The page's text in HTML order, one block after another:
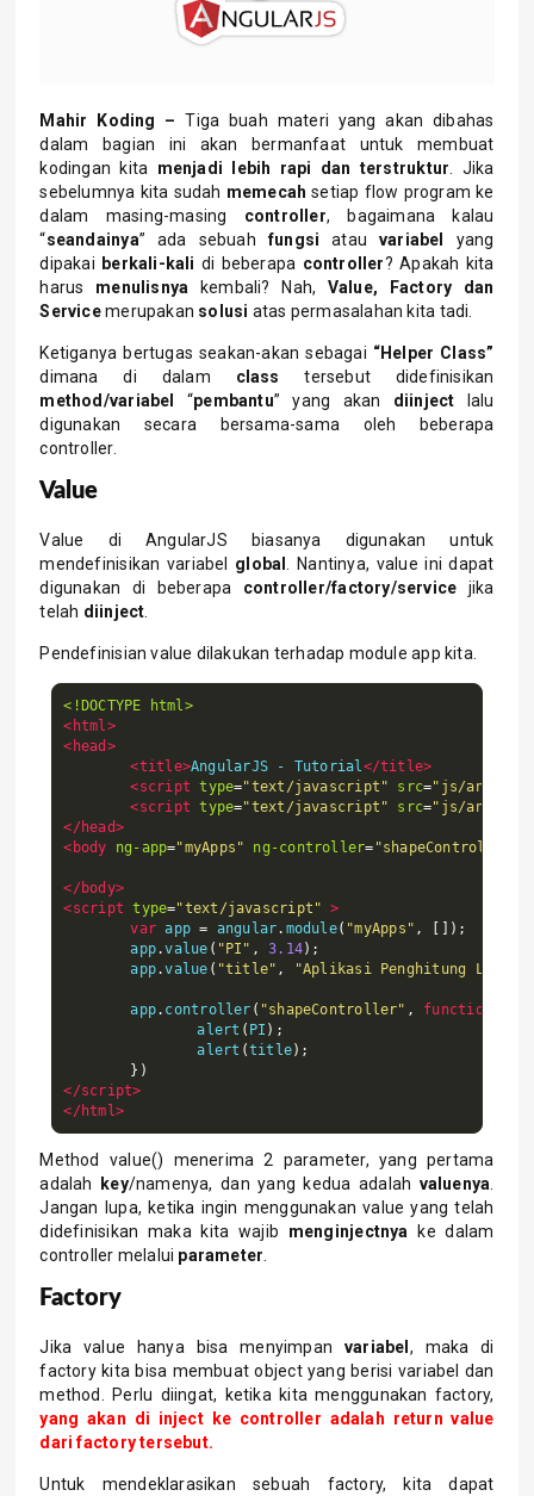
Mahir Koding – Tiga buah materi yang akan dibahas
dalam bagian ini akan bermanfaat untuk membuat
kodingan kita menjadi lebih rapi dan terstruktur. Jika
sebelumnya kita sudah memecah setiap flow program ke
dalam masing-masing controller, bagaimana kalau
“seandainya” ada sebuahfungsi atauvariabel
yang
dipakai berkali-kali di beberapa controller? Apakah kita
harus menulisnya kembali? Nah, Value, Factory dan
Servicemerupakan solusi atas permasalahan kita tadi.
Ketiganya bertugas seakan-akan sebagai “Helper Class”
dimana di dalam class tersebut didefinisikan
method/variabel
“pembantu” yang akan diinject lalu
digunakan secara bersama-sama oleh beberapa
controller.
Value
Value di AngularJS biasanya digunakan untuk
mendefinisikan variabel global. Nantinya, value ini dapat
digunakan di beberapa controller/factory/service jika
telah diinject.
Pendefinisian value dilakukan terhadap module app kita.
<!DOCTYPE html>
<html>
<head>
<title>AngularJS - Tutorial </title>
<script type="text/javascript" src="js/
<script type="text/javascript" src="js/
</head>
<body
ng-app="myApps" ng-controller= "shapeController"
</body>
<script type="text/javascript"
>
var app = angular. module( "myApps" ,
[]);
	app
.value ( "PI" , 3.14);
	app
.value ( "title" , "Aplikasi Penghitung Luas"
	app
. controller ( "shapeController" , function
		alert
( PI );
		alert
(title);
})
</script>
</html>
Method value() menerima 2 parameter, yang pertama
adalah
key/namenya, dan yang kedua adalah valuenya.
Jangan lupa, ketika ingin menggunakan value yang telah
didefinisikan maka kita wajib menginjectnya ke dalam
controller melalui parameter.
Factory
Jika value hanya bisa menyimpan variabel , maka di
factory kita bisa membuat object yang berisi variabel dan
method. Perlu diingat, ketika kita menggunakan factory,
yang akan di inject ke controller adalah return value
dari factory tersebut.
Untuk mendeklarasikan sebuah factory, kita dapat